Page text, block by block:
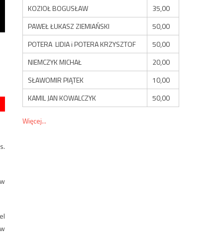
KOZIOŁ BOGUSŁAW
35,00
PAWEŁ ŁUKASZ ZIEMIAŃSKI
50,00
POTERA LIDIA i POTERA KRZYSZTOF
50,00
NIEMCZYK MICHAŁ
20,00
SŁAWOMIR PIĄTEK
10,00
KAMIL JAN KOWALCZYK
50,00
Więcej...